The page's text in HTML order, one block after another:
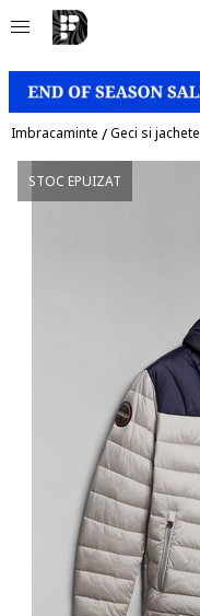
Imbracaminte /Geci si jachete
STOC EPUIZAT